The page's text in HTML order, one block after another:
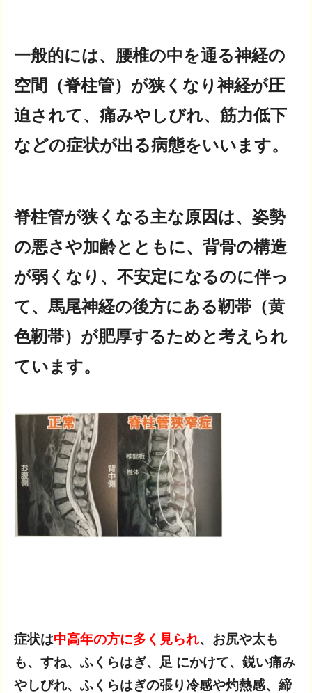
一般的には、腰椎の中を通る神経の
空間（脊柱管）が狭くなり神経が圧
迫されて、痛みやしびれ、筋力低下
などの症状が出る病態をいいます。
脊柱管が狭くなる主な原因は、姿勢
の悪さや加齢とともに、背骨の構造
が弱くなり、不安定になるのに伴っ
て、馬尾神経の後方にある靭帯（黄
色靭帯）が肥厚するためと考えられ
ています。
症状は中高年の方に多く見られ、お尻や太も
も、すね、ふくらはぎ、足 にかけて、鋭い痛み
やしびれ、ふくらはぎの張り冷感や灼熱感、締